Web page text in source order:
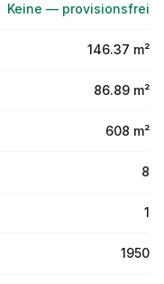
Keine — provisionsfrei
146.37 m²
86.89 m²
608 m²
8
1
1950